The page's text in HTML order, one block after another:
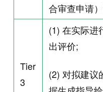
合审查申请
Tier
3
(1) 在实际进
出评价;
(2) 对拟建议